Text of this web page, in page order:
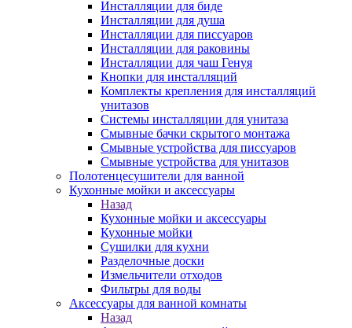
Инсталляции для биде
Инсталляции для душа
Инсталляции для писсуаров
Инсталляции для раковины
Инсталляции для чаш Генуя
Кнопки для инсталляций
Комплекты крепления для инсталляций
унитазов
Системы инсталляции для унитаза
Смывные бачки скрытого монтажа
Смывные устройства для писсуаров
Смывные устройства для унитазов
Полотенцесушители для ванной
Кухонные мойки и аксессуары
Назад
Кухонные мойки и аксессуары
Кухонные мойки
Сушилки для кухни
Разделочные доски
Измельчители отходов
Фильтры для воды
Аксессуары для ванной комнаты
Назад